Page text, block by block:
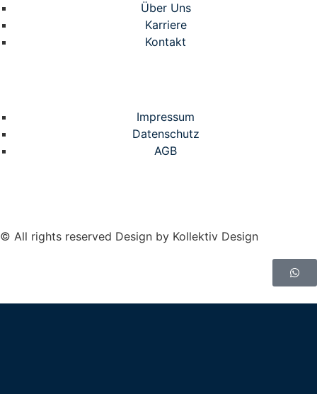
Über Uns
Karriere
Kontakt
Impressum
Datenschutz
AGB
© All rights reserved Design by Kollektiv Design